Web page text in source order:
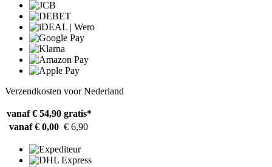
Verzendkosten voor Nederland
vanaf € 54,90 gratis*
vanaf € 0,00 € 6,90